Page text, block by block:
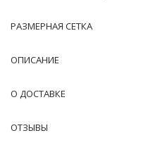
РАЗМЕРНАЯ СЕТКА
ОПИСАНИЕ
О ДОСТАВКЕ
ОТЗЫВЫ